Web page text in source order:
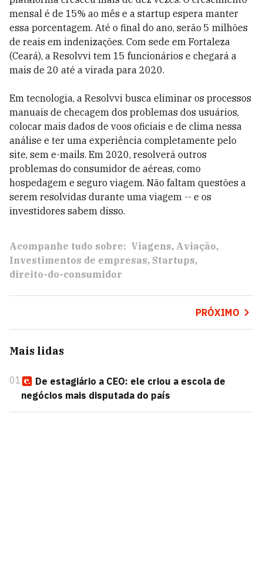
mensal é de 15% ao mês e a startup espera manter
essa porcentagem. Até o final do ano, serão 5 milhões
de reais em indenizações. Com sede em Fortaleza
(Ceará), a Resolvvi tem 15 funcionários e chegará a
mais de 20 até a virada para 2020.
Em tecnologia, a Resolvvi busca eliminar os processos
manuais de checagem dos problemas dos usuários,
colocar mais dados de voos oficiais e de clima nessa
análise e ter uma experiência completamente pelo
site, sem e-mails. Em 2020, resolverá outros
problemas do consumidor de aéreas, como
hospedagem e seguro viagem. Não faltam questões a
serem resolvidas durante uma viagem -- e os
investidores sabem disso.
Acompanhe tudo sobre: Viagens Aviação
Investimentos de empresas Startups
direito-do-consumidor
PRÓXIMO
Mais lidas
01
De estagiário a CEO: ele criou a escola de
negócios mais disputada do país